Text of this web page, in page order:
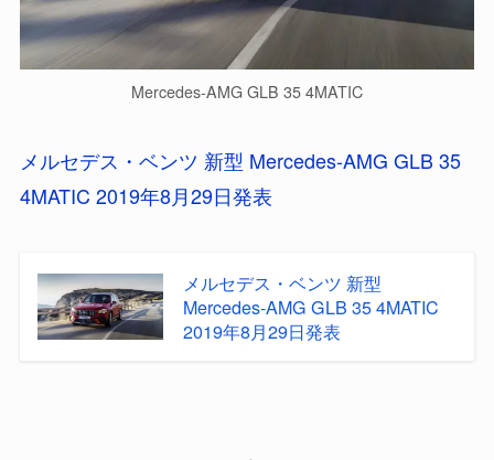
Mercedes-AMG GLB 35 4MATIC
メルセデス・ベンツ 新型 Mercedes-AMG GLB 35
4MATIC 2019年8月29日発表
メルセデス・ベンツ 新型
Mercedes-AMG GLB 35 4MATIC
2019年8月29日発表